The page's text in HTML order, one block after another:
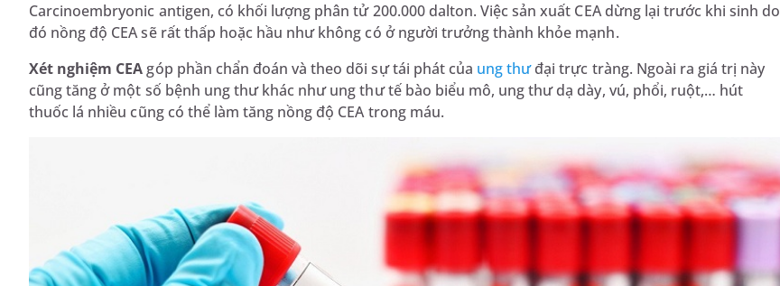
Carcinoembryonic antigen, có khối lượng phân tử 200.000 dalton. Việc sản xuất CEA dừng lại trước khi sinh do
đó nồng độ CEA sẽ rất thấp hoặc hầu như không có ở người trưởng thành khỏe mạnh.
Xét nghiệm CEAgóp phần chẩn đoán và theo dõi sự tái phát của ung thưđại trực tràng. Ngoài ra giá trị này
cũng tăng ở một số bệnh ung thư khác như ung thư tế bào biểu mô, ung thư dạ dày, vú, phổi, ruột,… hút
thuốc lá nhiều cũng có thể làm tăng nồng độ CEA trong máu.